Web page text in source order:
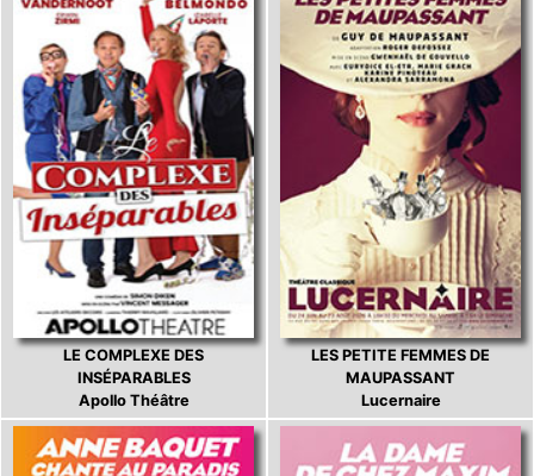
LE COMPLEXE DES
INSÉPARABLES
Apollo Théâtre
LES PETITE FEMMES DE
MAUPASSANT
Lucernaire